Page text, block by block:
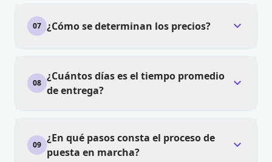
07 ¿Cómo se determinan los precios? expand_more
08
¿Cuántos días es el tiempo promedio
de entrega?
expand_more
09
¿En qué pasos consta el proceso de
puesta en marcha?
expand_more